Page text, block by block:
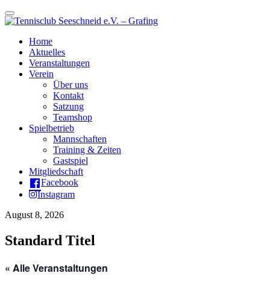
Schalte
Navigation
Zum
Inhalt
springen
Home
Aktuelles
Veranstaltungen
Verein
Über uns
Kontakt
Satzung
Teamshop
Spielbetrieb
Mannschaften
Training & Zeiten
Gastspiel
Mitgliedschaft
Facebook
Instagram
August 8, 2026
Standard Titel
« Alle Veranstaltungen